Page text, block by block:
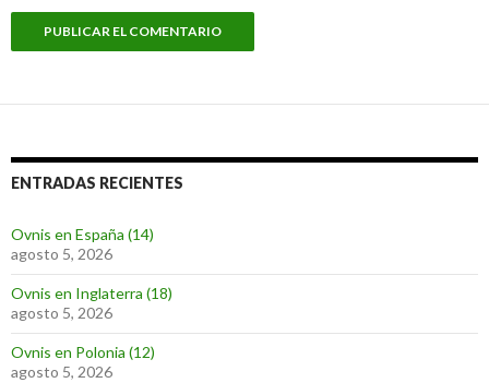
ENTRADAS RECIENTES
Ovnis en España (14)
agosto 5, 2026
Ovnis en Inglaterra (18)
agosto 5, 2026
Ovnis en Polonia (12)
agosto 5, 2026